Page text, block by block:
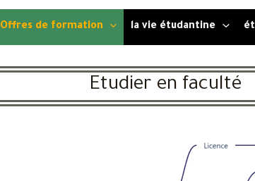
Offres de formation la vie étudantine
Etudier en faculté